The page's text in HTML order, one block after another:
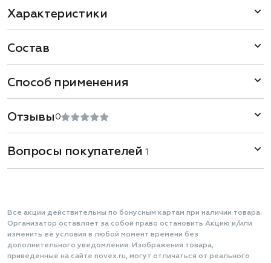
Характеристики
Состав
Способ применения
Отзывы 0
Вопросы покупателей 1
Все акции действительны по бонусным картам при наличии товара.
Организатор оставляет за собой право остановить Акцию и/или
изменить её условия в любой момент времени без
дополнительного уведомления. Изображения товара,
приведенные на сайте novex.ru, могут отличаться от реального